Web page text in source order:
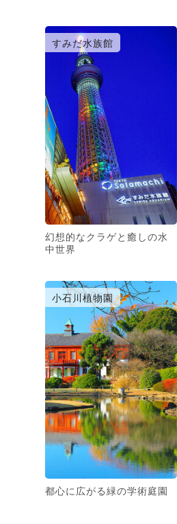
すみだ水族館
幻想的なクラゲと癒しの水
中世界
小石川植物園
都心に広がる緑の学術庭園